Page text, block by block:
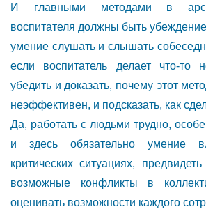
И главными методами в
воспитателя должны быть убеждение
умение слушать и слышать
если воспитатель делает что-
убедить и доказать, почему этот
неэффективен, и подсказать, как
Да, работать с людьми трудно,
и здесь обязательно умение
критических ситуациях,
возможные конфликты в
оценивать возможности каждого